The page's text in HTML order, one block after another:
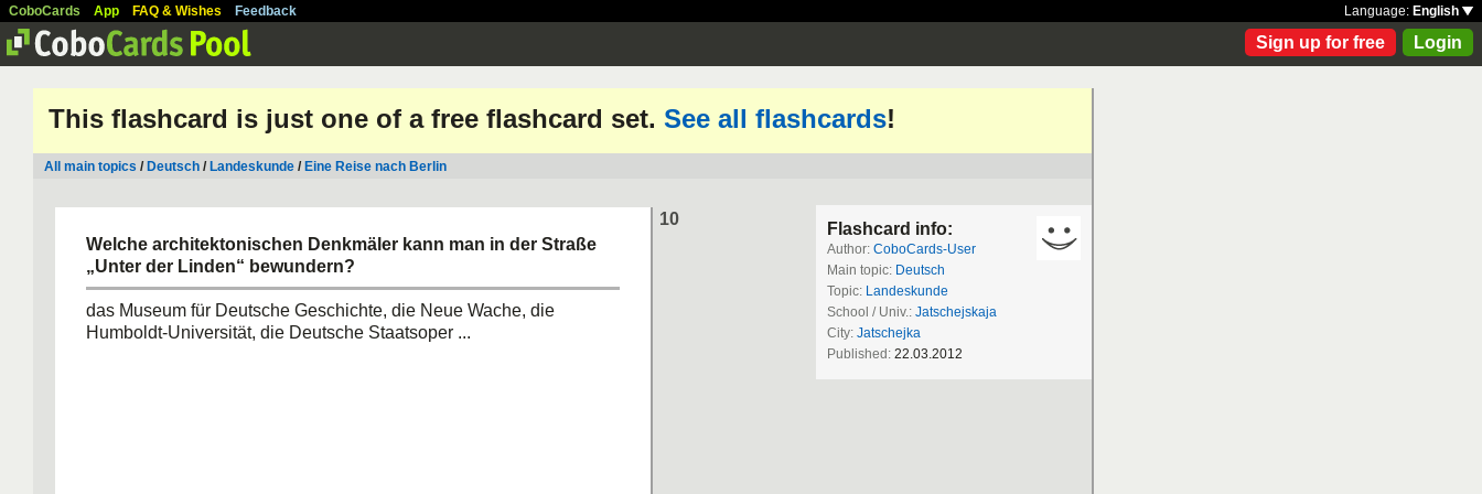
CoboCards App FAQ & Wishes Feedback Language: English
Sign up for free Login
This flashcard is just one of a free flashcard set. See all flashcards!
All main topics / Deutsch / Landeskunde / Eine Reise nach Berlin
10
Welche architektonischen Denkmäler kann man in der Straße
„Unter der Linden“ bewundern?
das Museum für Deutsche Geschichte, die Neue Wache, die
Humboldt-Universität, die Deutsche Staatsoper ...
Flashcard info:
Author: CoboCards-User
Main topic: Deutsch
Topic: Landeskunde
School / Univ.: Jatschejskaja
City: Jatschejka
Published: 22.03.2012